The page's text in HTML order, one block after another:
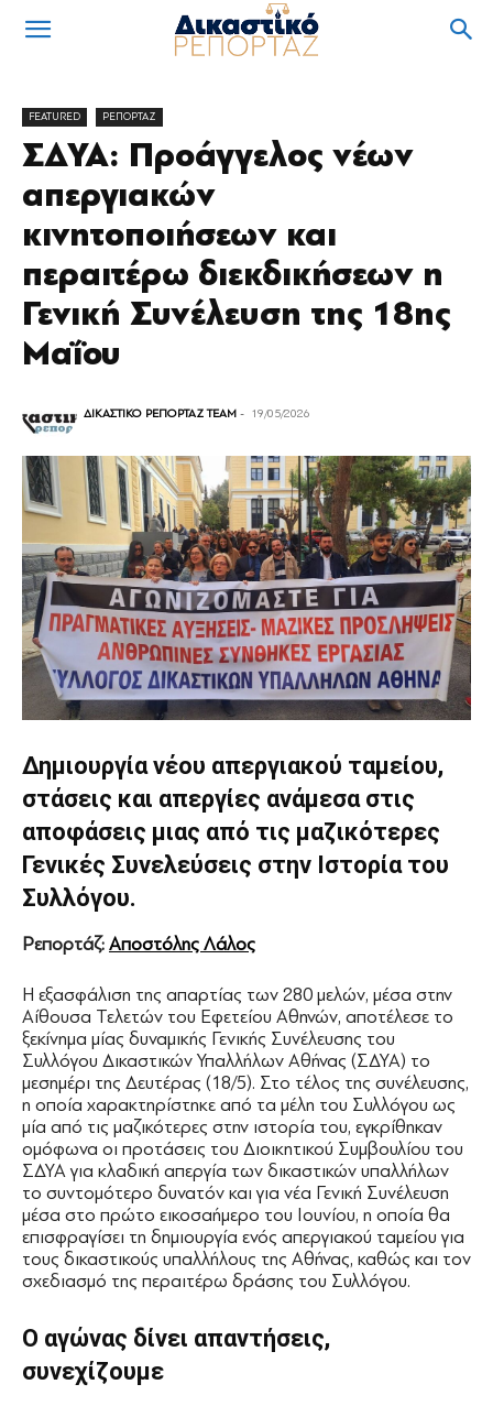
FEATURED ΡΕΠΟΡΤΑΖ
ΣΔΥΑ: Προάγγελος νέων
απεργιακών
κινητοποιήσεων και
περαιτέρω διεκδικήσεων η
Γενική Συνέλευση της 18ης
Μαΐου
ΔΙΚΑΣΤΙΚΟ ΡΕΠΟΡΤΑΖ TEAM - 19/05/2026
Δημιουργία νέου απεργιακού ταμείου,
στάσεις και απεργίες ανάμεσα στις
αποφάσεις μιας από τις μαζικότερες
Γενικές Συνελεύσεις στην Ιστορία του
Συλλόγου.
Ρεπορτάζ: Αποστόλης Λάλος
Η εξασφάλιση της απαρτίας των 280 μελών, μέσα στην
Αίθουσα Τελετών του Εφετείου Αθηνών, αποτέλεσε το
ξεκίνημα μίας δυναμικής Γενικής Συνέλευσης του
Συλλόγου Δικαστικών Υπαλλήλων Αθήνας (ΣΔΥΑ) το
μεσημέρι της Δευτέρας (18/5). Στο τέλος της συνέλευσης,
η οποία χαρακτηρίστηκε από τα μέλη του Συλλόγου ως
μία από τις μαζικότερες στην ιστορία του, εγκρίθηκαν
ομόφωνα οι προτάσεις του Διοικητικού Συμβουλίου του
ΣΔΥΑ για κλαδική απεργία των δικαστικών υπαλλήλων
το συντομότερο δυνατόν και για νέα Γενική Συνέλευση
μέσα στο πρώτο εικοσαήμερο του Ιουνίου, η οποία θα
επισφραγίσει τη δημιουργία ενός απεργιακού ταμείου για
τους δικαστικούς υπαλλήλους της Αθήνας, καθώς και τον
σχεδιασμό της περαιτέρω δράσης του Συλλόγου.
Ο αγώνας δίνει απαντήσεις,
συνεχίζουμε